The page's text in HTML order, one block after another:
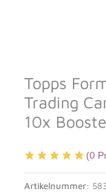
Topps
Trading
10x
(0
Artikelnummer: